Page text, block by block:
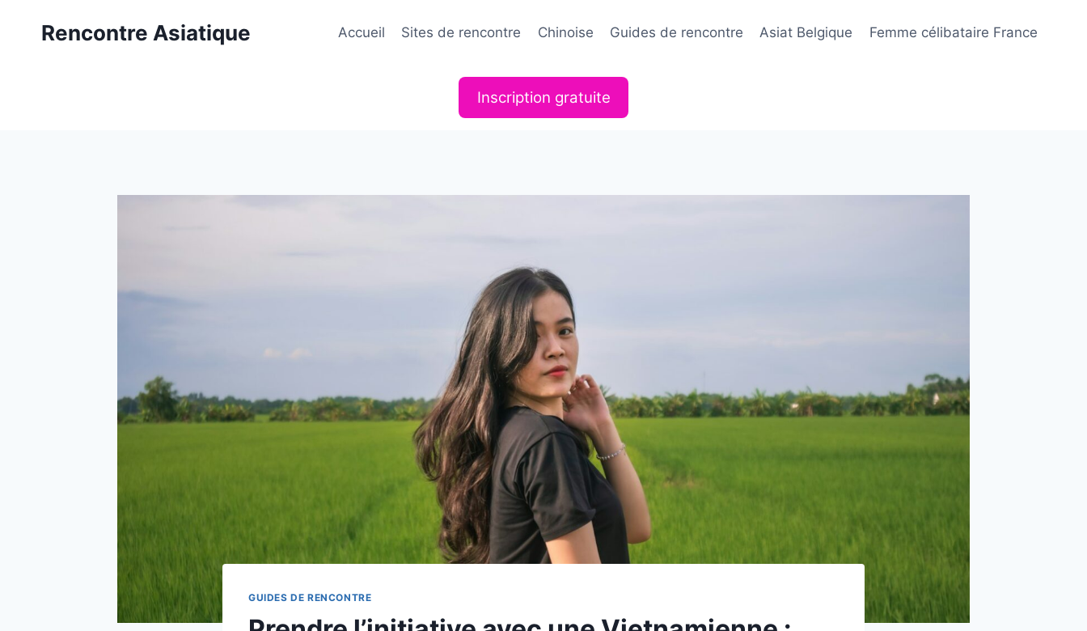
Rencontre Asiatique Accueil Sites de rencontre Chinoise Guides de rencontre Asiat Belgique Femme célibataire France
Inscription gratuite
GUIDES DE RENCONTRE